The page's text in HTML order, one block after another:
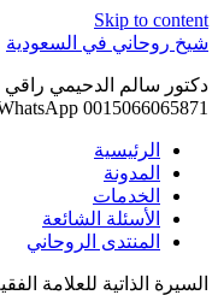
Skip to content
شيخ روحاني في السعودية
دكتور سالم الدحيمي
0015066065871 WhatsApp | واتس آب .
الرئيسية
المدونة
الخدمات
الأسئلة الشائعة
المنتدى الروحاني
السيرة الذاتية للعلامة